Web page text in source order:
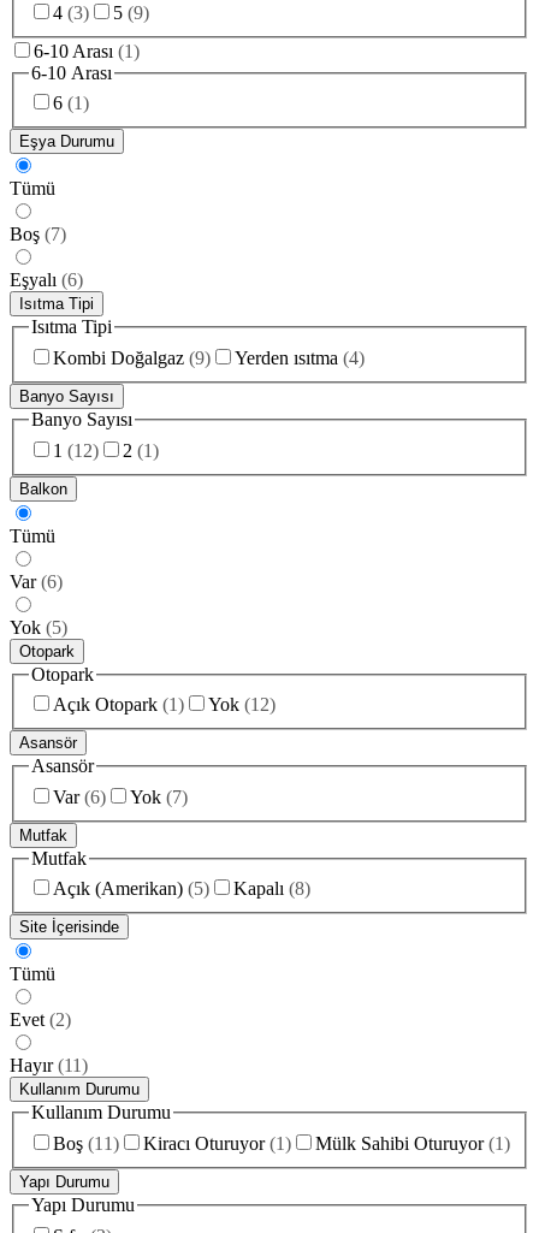
4 (3) 5 (9)
6-10 Arası (1)
6-10 Arası
6 (1)
Eşya Durumu
Tümü
Boş (7)
Eşyalı (6)
Isıtma Tipi
Isıtma Tipi
Kombi Doğalgaz (9) Yerden ısıtma (4)
Banyo Sayısı
Banyo Sayısı
1 (12) 2 (1)
Balkon
Tümü
Var (6)
Yok (5)
Otopark
Otopark
Açık Otopark (1) Yok (12)
Asansör
Asansör
Var (6) Yok (7)
Mutfak
Mutfak
Açık (Amerikan) (5) Kapalı (8)
Site İçerisinde
Tümü
Evet (2)
Hayır (11)
Kullanım Durumu
Kullanım Durumu
Boş (11) Kiracı Oturuyor (1) Mülk Sahibi Oturuyor (1)
Yapı Durumu
Yapı Durumu